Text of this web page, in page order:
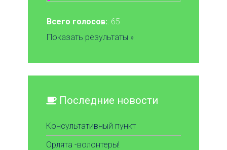
Всего голосов:: 65
Показать результаты »
Последние новости
Консультативный пункт
Орлята -волонтеры!